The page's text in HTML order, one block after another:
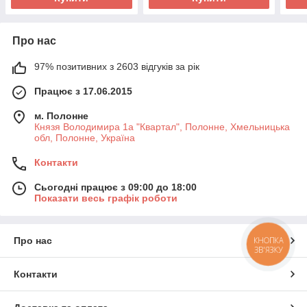
Про нас
97% позитивних з 2603 відгуків за рік
Працює з 17.06.2015
м. Полонне
Князя Володимира 1а "Квартал", Полонне, Хмельницька
обл, Полонне, Україна
Контакти
Сьогодні працює з 09:00 до 18:00
Показати весь графік роботи
Про нас
Контакти
КНОПКА
ЗВ'ЯЗКУ